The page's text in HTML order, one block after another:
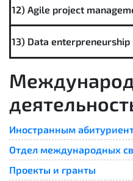
12) Agile project
13) Data enterpreneurship
Иностранным
Отдел международных
Проекты и гранты